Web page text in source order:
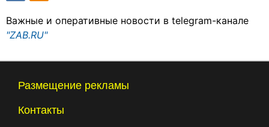
Важные и оперативные новости в telegram-канале
"ZAB.RU"
Размещение рекламы
Контакты